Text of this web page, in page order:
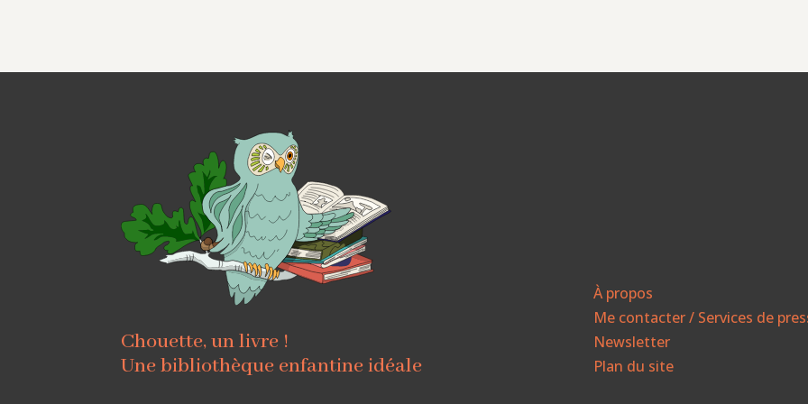
Chouette, un livre !
Une bibliothèque enfantine idéale
À propos
Me contacter / Services de
Newsletter
Plan du site